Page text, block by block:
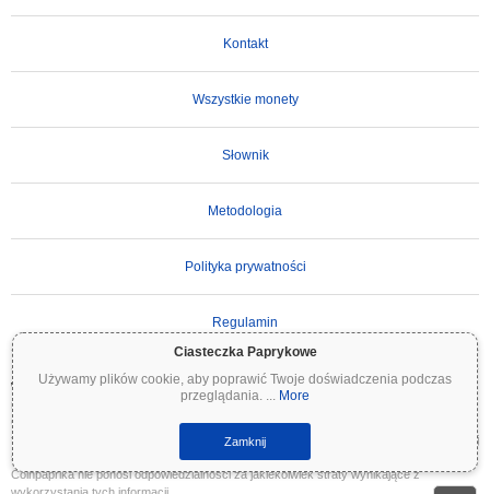
Ciasteczka Paprykowe
Używamy plików cookie, aby poprawić Twoje doświadczenia podczas
przeglądania. ... More
Zamknij
Kontakt
Wszystkie monety
Słownik
Metodologia
Polityka prywatności
Regulamin
WAŻNE ZASTRZEŻENIE:Kryptowaluty są wysoce zmienne i wiążą się ze znacznym
ryzykiem. Możesz stracić część lub całość swojej inwestycji. Wszystkie informacje na
Coinpaprika są udostępniane wyłącznie w celach informacyjnych i nie stanowią porady
finansowej ani inwestycyjnej. Zawsze przeprowadzaj własne badania (DYOR) i konsultuj
się z wykwalifikowanym doradcą finansowym przed podjęciem decyzji inwestycyjnych.
Coinpaprika nie ponosi odpowiedzialności za jakiekolwiek straty wynikające z